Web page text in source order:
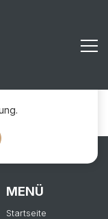
MENÜ
Startseite